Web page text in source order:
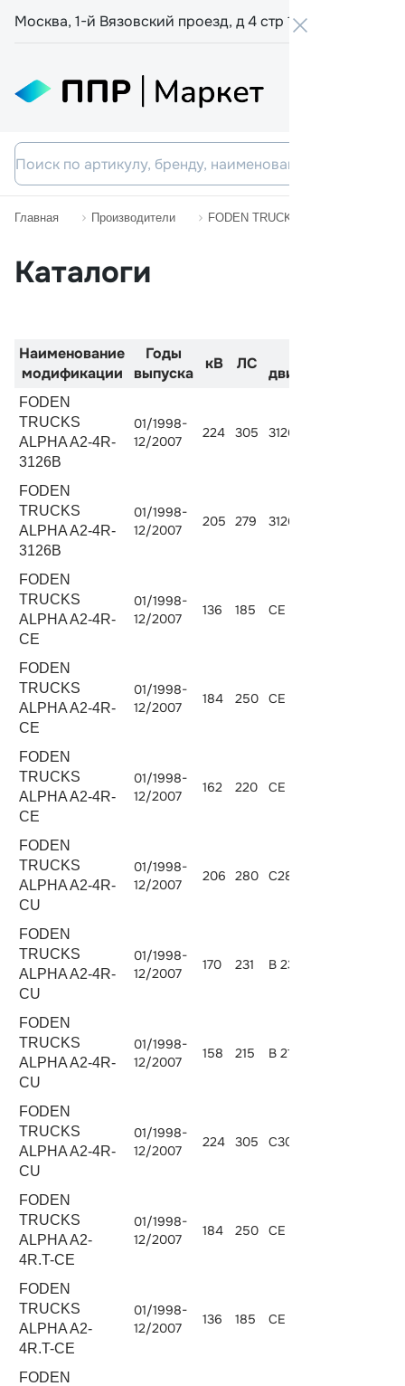
Москва, 1-й Вязовский проезд, д 4 стр 19
Главная Производители FODEN TRUCKS
Каталоги
Наименование
модификации
Годы
выпуска
кВ ЛС
двигателя
FODEN
TRUCKS
ALPHA A2-4R-
3126B
01/1998-
12/2007
224 305 3126B.300
FODEN
TRUCKS
ALPHA A2-4R-
3126B
01/1998-
12/2007
205 279 3126B.275
FODEN
TRUCKS
ALPHA A2-4R-
CE
01/1998-
12/2007
136 185 CE 136 C
FODEN
TRUCKS
ALPHA A2-4R-
CE
01/1998-
12/2007
184 250 CE 250 C
FODEN
TRUCKS
ALPHA A2-4R-
CE
01/1998-
12/2007
162 220 CE 162 C
FODEN
TRUCKS
ALPHA A2-4R-
CU
01/1998-
12/2007
206 280 C280-20
FODEN
TRUCKS
ALPHA A2-4R-
CU
01/1998-
12/2007
170 231 B 235-20
FODEN
TRUCKS
ALPHA A2-4R-
CU
01/1998-
12/2007
158 215 B 215-20
FODEN
TRUCKS
ALPHA A2-4R-
CU
01/1998-
12/2007
224 305 C300-20
FODEN
TRUCKS
ALPHA A2-
4R.T-CE
01/1998-
12/2007
184 250 CE 184 C
FODEN
TRUCKS
ALPHA A2-
4R.T-CE
01/1998-
12/2007
136 185 CE 136 C
FODEN